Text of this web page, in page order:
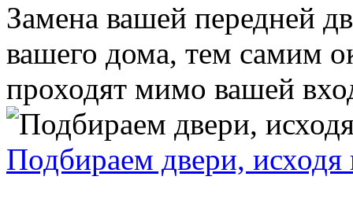
Замена вашей передней
вашего дома, тем самим
проходят мимо вашей
Подбираем двери, исходя